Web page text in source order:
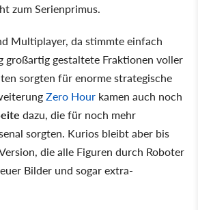
zum Serienprimus.
Multiplayer, da stimmte einfach
großartig gestaltete Fraktionen voller
sorgten für enorme strategische
Zero Hour kamen auch noch
dazu, die für noch mehr
sorgten. Kurios bleibt aber bis
die alle Figuren durch Roboter
Bilder und sogar extra-